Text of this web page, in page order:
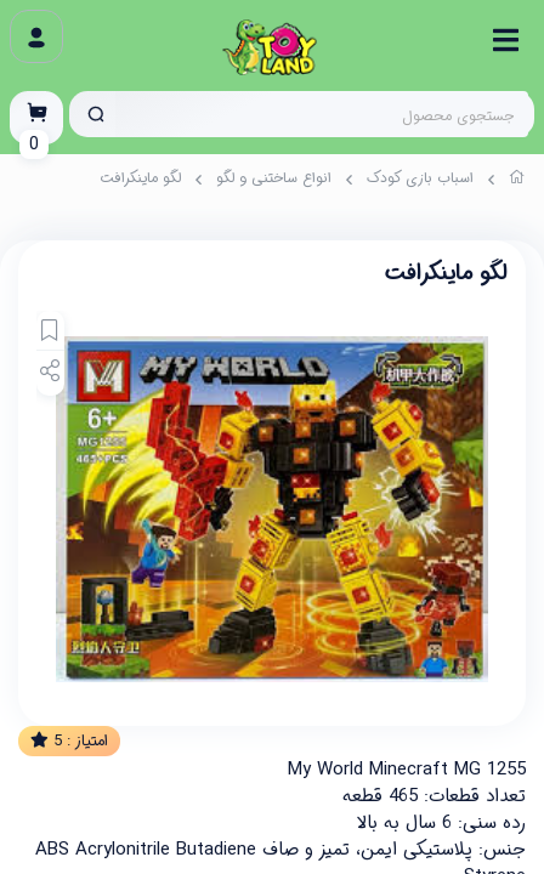
اسباب بازی کودک انواع ساختنی و لگو لگو ماینکرافت
لگو ماینکرافت
امتیاز : 5
My World Minecraft MG 1255
تعداد قطعات: 465 قطعه
رده سنی: 6 سال به بالا
جنس: پلاستیکی ایمن، تمیز و صاف ABS Acrylonitrile Butadiene
0